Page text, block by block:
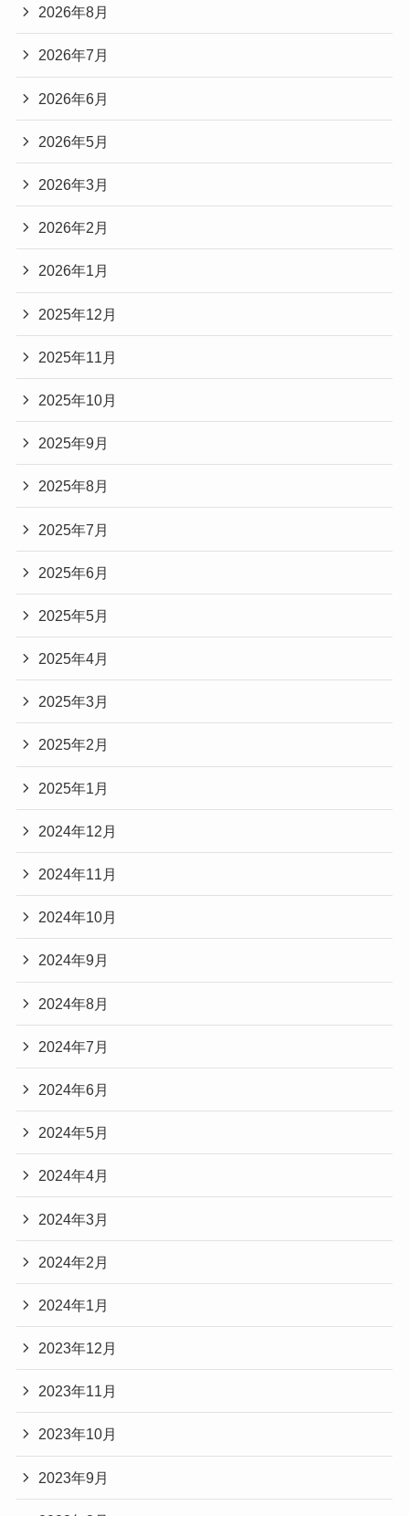
2026年8月
2026年7月
2026年6月
2026年5月
2026年3月
2026年2月
2026年1月
2025年12月
2025年11月
2025年10月
2025年9月
2025年8月
2025年7月
2025年6月
2025年5月
2025年4月
2025年3月
2025年2月
2025年1月
2024年12月
2024年11月
2024年10月
2024年9月
2024年8月
2024年7月
2024年6月
2024年5月
2024年4月
2024年3月
2024年2月
2024年1月
2023年12月
2023年11月
2023年10月
2023年9月